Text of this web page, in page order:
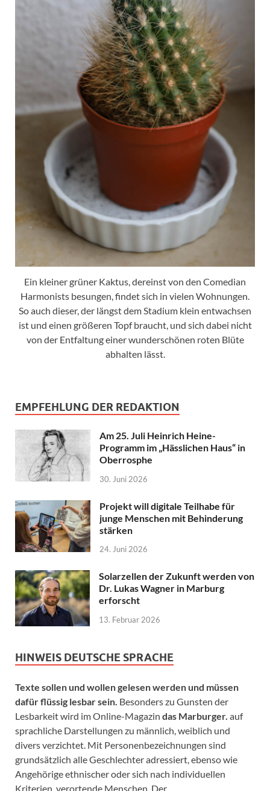
Ein kleiner grüner Kaktus, dereinst von den Comedian
Harmonists besungen, findet sich in vielen Wohnungen.
So auch dieser, der längst dem Stadium klein entwachsen
ist und einen größeren Topf braucht, und sich dabei nicht
von der Entfaltung einer wunderschönen roten Blüte
abhalten lässt.
EMPFEHLUNG DER REDAKTION
Am 25. Juli Heinrich Heine-
Programm im „Hässlichen Haus“ in
Oberrosphe
30. Juni 2026
Projekt will digitale Teilhabe für
junge Menschen mit Behinderung
stärken
24. Juni 2026
Solarzellen der Zukunft werden von
Dr. Lukas Wagner in Marburg
erforscht
13. Februar 2026
HINWEIS DEUTSCHE SPRACHE
Texte sollen und wollen gelesen werden und müssen
dafür flüssig lesbar sein. Besonders zu Gunsten der
Lesbarkeit wird im Online-Magazin das Marburger. auf
sprachliche Darstellungen zu männlich, weiblich und
divers verzichtet. Mit Personenbezeichnungen sind
grundsätzlich alle Geschlechter adressiert, ebenso wie
Angehörige ethnischer oder sich nach individuellen
Kriterien verortende Menschen. Der